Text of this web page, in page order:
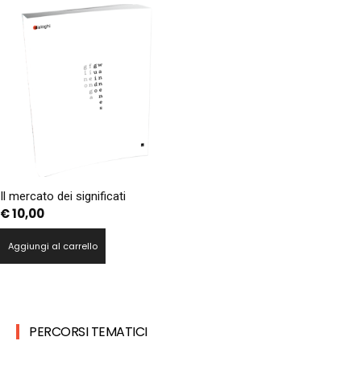
Il mercato dei significati
€10,00
Aggiungi al carrello
PERCORSI TEMATICI